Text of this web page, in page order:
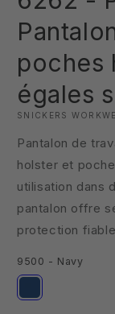
1
dans
une
modale
poches
égales
SNICKERS
Pantalon de
holster et
utilisation dans
pantalon offre
protection
9500 - Navy